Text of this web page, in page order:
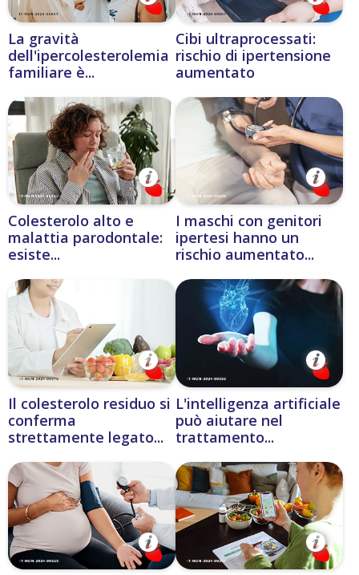
La gravità
dell'ipercolesterolemia
familiare è...
Cibi ultraprocessati:
rischio di ipertensione
aumentato
Colesterolo alto e
malattia parodontale:
esiste...
I maschi con genitori
ipertesi hanno un
rischio aumentato...
Il colesterolo residuo si
conferma
strettamente legato...
L'intelligenza artificiale
può aiutare nel
trattamento...